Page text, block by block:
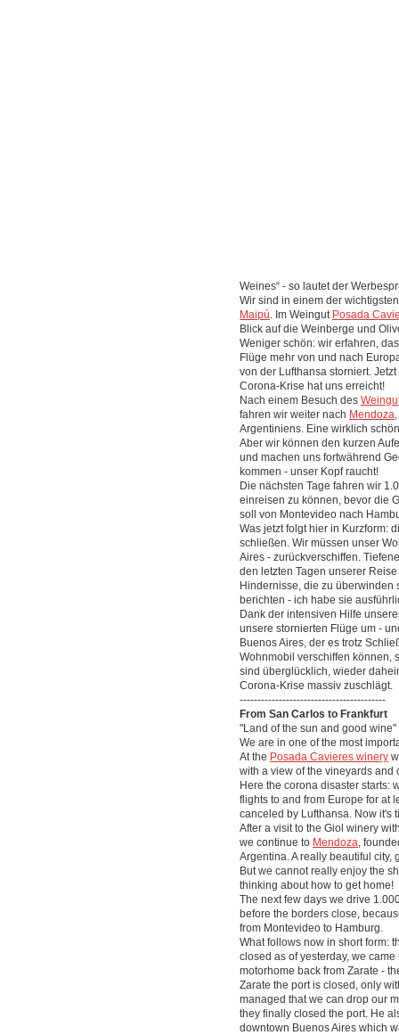
Weines“ - so lautet der
Wir sind in einem der
Maipú. Im Weingut Posada
Blick auf die Weinberge und
Weniger schön: wir erfahren,
Flüge mehr von und nach
von der Lufthansa storniert.
Corona-Krise hat uns erreicht!
Nach einem Besuch des
fahren wir weiter nach Mendoza
Argentiniens. Eine wirklich
Aber wir können den kurzen
und machen uns fortwährend
kommen - unser Kopf raucht!
Die nächsten Tage fahren wir
einreisen zu können, bevor die
soll von Montevideo nach
Was jetzt folgt hier in Kurzform:
schließen. Wir müssen unser
Aires - zurückverschiffen.
den letzten Tagen unserer
Hindernisse, die zu überwinden
berichten - ich habe sie
Dank der intensiven Hilfe
unsere stornierten Flüge um -
Buenos Aires, der es trotz
Wohnmobil verschiffen können,
sind überglücklich, wieder
Corona-Krise massiv zuschlägt.
-----------------------------------------
From San Carlos to Frankfurt
"Land of the sun and good
We are in one of the most
At the Posada Cavieres winery
with a view of the vineyards and
Here the corona disaster starts:
flights to and from Europe for at
canceled by Lufthansa. Now it's
After a visit to the Giol winery
we continue to Mendoza,
Argentina. A really beautiful
But we cannot really enjoy the
thinking about how to get home!
The next few days we drive
before the borders close,
from Montevideo to Hamburg.
What follows now in short form:
closed as of yesterday, we
motorhome back from Zarate -
Zarate the port is closed, only
managed that we can drop our
they finally closed the port. He
downtown Buenos Aires which